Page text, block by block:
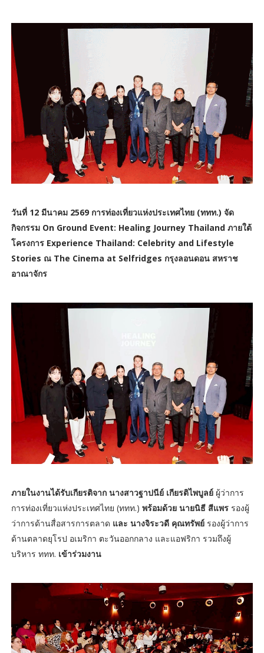
วันที่ 12 มีนาคม 2569 การท่องเที่ยวแห่งประเทศไทย (ททท.) จัด
กิจกรรม On Ground Event: Healing Journey Thailand ภายใต้
โครงการ Experience Thailand: Celebrity and Lifestyle
Stories ณ The Cinema at Selfridges กรุงลอนดอน สหราช
อาณาจักร
ภายในงานได้รับเกียรติจาก นางสาวฐาปนีย์ เกียรติไพบูลย์ผู้ว่าการ
การท่องเที่ยวแห่งประเทศไทย (ททท.) พร้อมด้วย นายนิธี สีแพร รองผู้
ว่าการด้านสื่อสารการตลาด และ นางจิระวดี คุณทรัพย์ รองผู้ว่าการ
ด้านตลาดยุโรป อเมริกา ตะวันออกกลาง และแอฟริกา รวมถึงผู้
บริหาร ททท. เข้าร่วมงาน